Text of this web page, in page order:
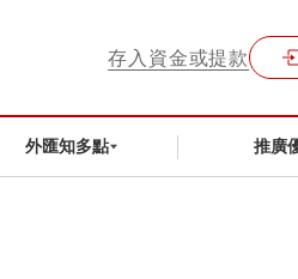
存入資金或提款
外匯知多點 推廣